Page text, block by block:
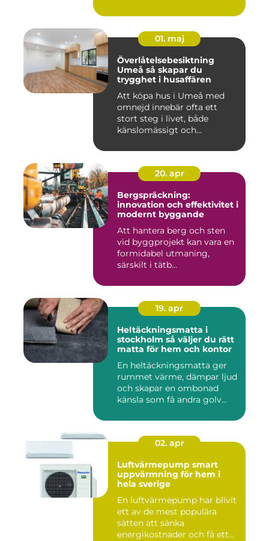
01. maj
Överlåtelsebesiktning
Umeå så skapar du
trygghet i husaffären
Att köpa hus i Umeå med
omnejd innebär ofta ett
stort steg i livet, både
känslomässigt och
20. apr
Bergspräckning:
innovation och effektivitet i
modernt byggande
Att hantera berg och sten
vid byggprojekt kan vara en
formidabel utmaning,
särskilt i tätb...
19. apr
Heltäckningsmatta i
stockholm så väljer du rätt
matta för hem och kontor
En heltäckningsmatta ger
rummet värme, dämpar ljud
och skapar en ombonad
känsla som få andra golv
02. apr
Luftvärmepump smart
uppvärmning för hem i
hela sverige
En luftvärmepump har blivit
ett av de mest populära
sätten att sänka
energikostnader och få ett